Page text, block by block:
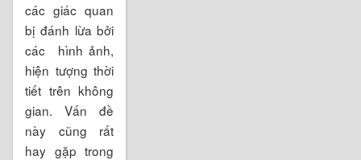
các giác quan
bị đánh lừa bởi
các hình ảnh,
hiện tượng thời
tiết trên không
gian. Vấn đề
này cũng rất
hay gặp trong